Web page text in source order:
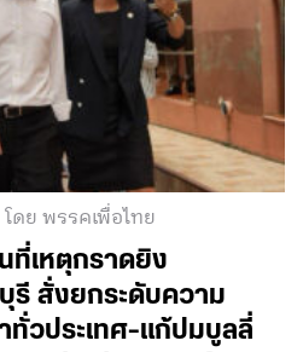
โดย พรรคเพื่อไทย
ที่เหตุกราดยิง
รี สั่งยกระดับความ
วประเทศ-แก้ปมบูลลี่